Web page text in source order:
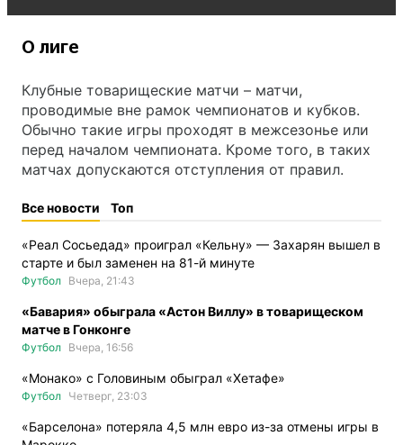
О лиге
Клубные товарищеские матчи – матчи,
проводимые вне рамок чемпионатов и кубков.
Обычно такие игры проходят в межсезонье или
перед началом чемпионата. Кроме того, в таких
матчах допускаются отступления от правил.
Все новости Топ
«Реал Сосьедад» проиграл «Кельну» — Захарян вышел в
старте и был заменен на 81-й минуте
Футбол Вчера, 21:43
«Бавария» обыграла «Астон Виллу» в товарищеском
матче в Гонконге
Футбол Вчера, 16:56
«Монако» с Головиным обыграл «Хетафе»
Футбол Четверг, 23:03
«Барселона» потеряла 4,5 млн евро из-за отмены игры в